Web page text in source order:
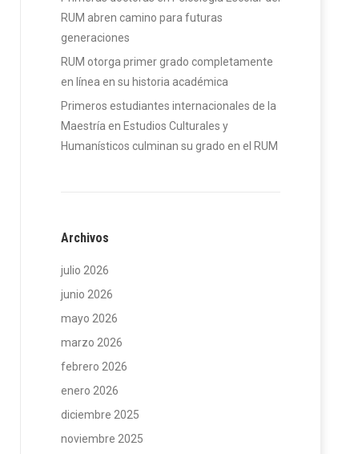
RUM abren camino para futuras
generaciones
RUM otorga primer grado completamente
en línea en su historia académica
Primeros estudiantes internacionales de la
Maestría en Estudios Culturales y
Humanísticos culminan su grado en el RUM
Archivos
julio 2026
junio 2026
mayo 2026
marzo 2026
febrero 2026
enero 2026
diciembre 2025
noviembre 2025